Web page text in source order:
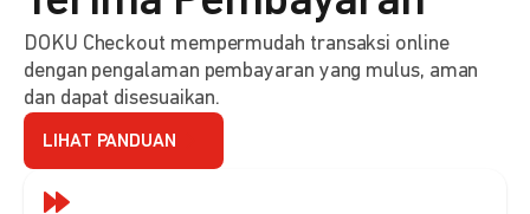
DOKU Checkout mempermudah transaksi online
dengan pengalaman pembayaran yang mulus, aman
dan dapat disesuaikan.
LIHAT PANDUAN